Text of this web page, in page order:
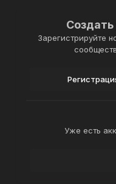
Зарегистрируйте
Уже есть